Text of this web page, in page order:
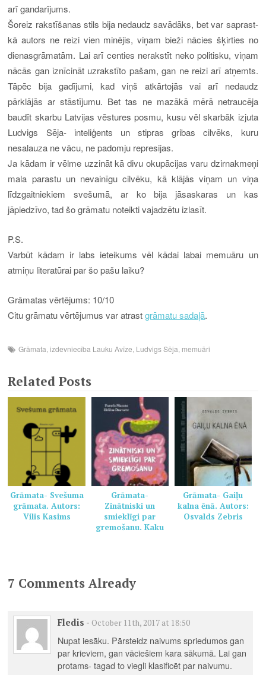
arī gandarījums.
Šoreiz rakstīšanas stils bija nedaudz savādāks, bet var saprast-
kā autors ne reizi vien minējis, viņam bieži nācies šķirties no
dienasgrāmatām. Lai arī centies nerakstīt neko politisku, viņam
nācās gan iznīcināt uzrakstīto pašam, gan ne reizi arī atņemts.
Tāpēc bija gadījumi, kad viņš atkārtojās vai arī nedaudz
pārklājās ar stāstījumu. Bet tas ne mazākā mērā netraucēja
baudīt skarbu Latvijas vēstures posmu, kusu vēl skarbāk izjuta
Ludvigs Sēja- inteliģents un stipras gribas cilvēks, kuru
nesalauza ne vācu, ne padomju represijas.
Ja kādam ir vēlme uzzināt kā divu okupācijas varu dzirnakmeņi
mala parastu un nevainīgu cilvēku, kā klājās viņam un viņa
līdzgaitniekiem svešumā, ar ko bija jāsaskaras un kas
jāpiedzīvo, tad šo grāmatu noteikti vajadzētu izlasīt.
P.S.
Varbūt kādam ir labs ieteikums vēl kādai labai memuāru un
atmiņu literatūrai par šo pašu laiku?
Grāmatas vērtējums: 10/10
Citu grāmatu vērtējumus var atrastgrāmatu sadaļā.
Grāmata ,izdevniecība Lauku Avīze Ludvigs Sēja memuāri
Related Posts
Grāmata- Svešuma
grāmata. Autors:
Vilis Kasims
Grāmata-
Zinātniski un
smieklīgi par
gremošanu. Kaku
Grāmata- Gaiļu
kalna ēnā. Autors:
Osvalds Zebris
7 Comments Already
Fledis - October 11th, 2017 at 18:50
Nupat iesāku. Pārsteidz naivums spriedumos gan
par krieviem, gan vāciešiem kara sākumā. Lai gan
protams- tagad to viegli klasificēt par naivumu.